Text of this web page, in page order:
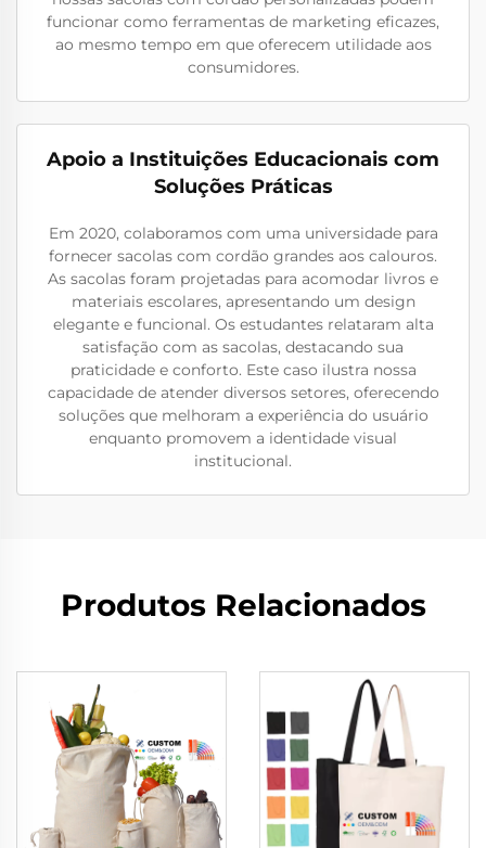
funcionar como ferramentas de marketing eficazes,
ao mesmo tempo em que oferecem utilidade aos
consumidores.
Apoio a Instituições Educacionais com
Soluções Práticas
Em 2020, colaboramos com uma universidade para
fornecer sacolas com cordão grandes aos calouros.
As sacolas foram projetadas para acomodar livros e
materiais escolares, apresentando um design
elegante e funcional. Os estudantes relataram alta
satisfação com as sacolas, destacando sua
praticidade e conforto. Este caso ilustra nossa
capacidade de atender diversos setores, oferecendo
soluções que melhoram a experiência do usuário
enquanto promovem a identidade visual
institucional.
Produtos Relacionados